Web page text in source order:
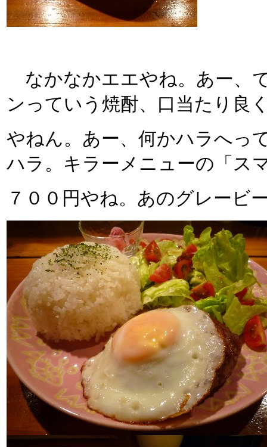
なかなかエエやね。あー、
ンっていう焼酎、口当たり良
やねん。あー、何かハラへっ
ハラ。キラーメニューの「ス
７００円やね。あのグレービ